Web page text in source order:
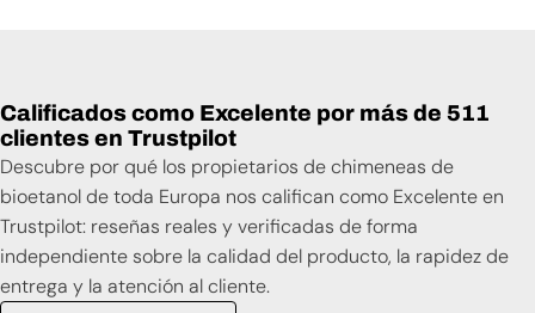
Calificados como Excelente por más de 511
clientes en Trustpilot
Descubre por qué los propietarios de chimeneas de
bioetanol de toda Europa nos califican como Excelente en
Trustpilot: reseñas reales y verificadas de forma
independiente sobre la calidad del producto, la rapidez de
entrega y la atención al cliente.